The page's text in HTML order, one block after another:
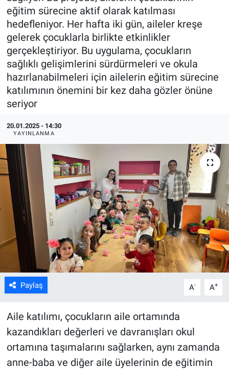
eğitim sürecine aktif olarak katılması
hedefleniyor. Her hafta iki gün, aileler kreşe
gelerek çocuklarla birlikte etkinlikler
gerçekleştiriyor. Bu uygulama, çocukların
sağlıklı gelişimlerini sürdürmeleri ve okula
hazırlanabilmeleri için ailelerin eğitim sürecine
katılımının önemini bir kez daha gözler önüne
seriyor
20.01.2025 - 14:30
YAYINLANMA
Paylaş A- A+
Aile katılımı, çocukların aile ortamında
kazandıkları değerleri ve davranışları okul
ortamına taşımalarını sağlarken, aynı zamanda
anne-baba ve diğer aile üyelerinin de eğitimin
EKONOMİ
SPOR
ASAYİŞ
Haber Arşivi